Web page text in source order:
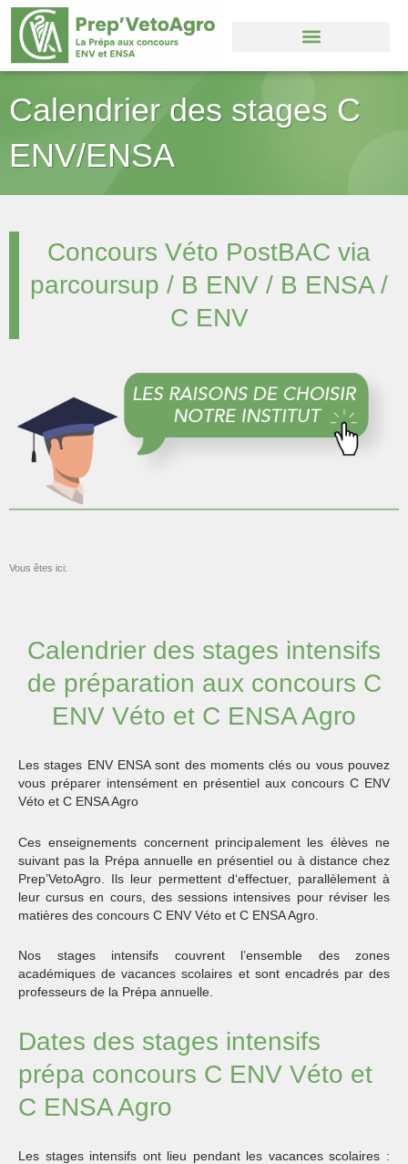
Aller
contenu
Calendrier des stages C
ENV/ENSA
Concours Véto PostBAC via
parcoursup / B ENV / B ENSA /
C ENV
Vous êtes ici:
Calendrier des stages intensifs
de préparation aux concours C
ENV Véto et C ENSA Agro
Les stages ENV ENSA sont des moments clés ou vous pouvez
vous préparer intensément en présentiel aux concours C ENV
Véto et C ENSA Agro
Ces enseignements concernent principalement les élèves ne
suivant pas la Prépa annuelle en présentiel ou à distance chez
Prep’VetoAgro. Ils leur permettent d‘effectuer, parallèlement à
leur cursus en cours, des sessions intensives pour réviser les
matières des concours C ENV Véto et C ENSA Agro.
Nos stages intensifs couvrent l’ensemble des zones
académiques de vacances scolaires et sont encadrés par des
professeurs de la Prépa annuelle.
Dates des stages intensifs
prépa concours C ENV Véto et
C ENSA Agro
Les stages intensifs ont lieu pendant les vacances scolaires :